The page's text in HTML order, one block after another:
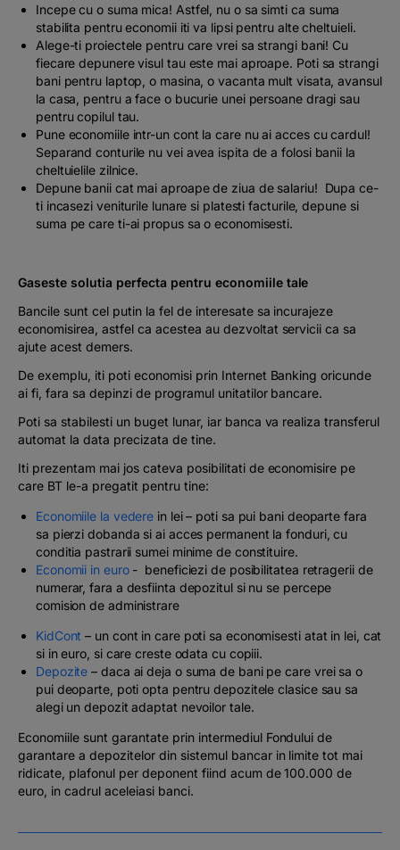
Incepe cu o suma mica! Astfel, nu o sa simti ca suma
stabilita pentru economii iti va lipsi pentru alte cheltuieli.
Alege-ti proiectele pentru care vrei sa strangi bani! Cu
fiecare depunere visul tau este mai aproape. Poti sa strangi
bani pentru laptop, o masina, o vacanta mult visata, avansul
la casa, pentru a face o bucurie unei persoane dragi sau
pentru copilul tau.
Pune economiile intr-un cont la care nu ai acces cu cardul!
Separand conturile nu vei avea ispita de a folosi banii la
cheltuielile zilnice.
Depune banii cat mai aproape de ziua de salariu! Dupa ce-
ti incasezi veniturile lunare si platesti facturile, depune si
suma pe care ti-ai propus sa o economisesti.
Gaseste solutia perfecta pentru economiile tale
Bancile sunt cel putin la fel de interesate sa incurajeze
economisirea, astfel ca acestea au dezvoltat servicii ca sa
ajute acest demers.
De exemplu, iti poti economisi prin Internet Banking oricunde
ai fi, fara sa depinzi de programul unitatilor bancare.
Poti sa stabilesti un buget lunar, iar banca va realiza transferul
automat la data precizata de tine.
Iti prezentam mai jos cateva posibilitati de economisire pe
care BT le-a pregatit pentru tine:
Economiile la vedere in lei – poti sa pui bani deoparte fara
sa pierzi dobanda si ai acces permanent la fonduri, cu
conditia pastrarii sumei minime de constituire.
Economii in euro- beneficiezi de posibilitatea retragerii de
numerar, fara a desfiinta depozitul si nu se percepe
comision de administrare
KidCont – un cont in care poti sa economisesti atat in lei, cat
si in euro, si care creste odata cu copiii.
Depozite – daca ai deja o suma de bani pe care vrei sa o
pui deoparte, poti opta pentru depozitele clasice sau sa
alegi un depozit adaptat nevoilor tale.
Economiile sunt garantate prin intermediul Fondului de
garantare a depozitelor din sistemul bancar in limite tot mai
ridicate, plafonul per deponent fiind acum de 100.000 de
euro, in cadrul aceleiasi banci.